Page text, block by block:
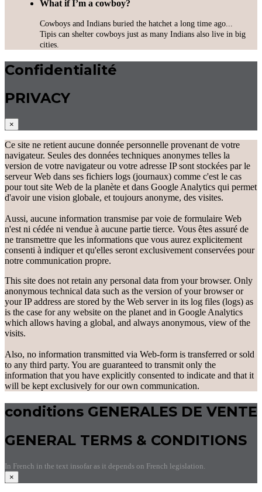
What if I’m a cowboy?
Cowboys and Indians buried the hatchet a long time ago...
Tipis can shelter cowboys just as many Indians also live in big
cities.
Confidentialité
PRIVACY
×
Ce site ne retient aucune donnée personnelle provenant de votre
navigateur. Seules des données techniques anonymes telles la
version de votre navigateur ou votre adresse IP sont stockées par le
serveur Web dans ses fichiers logs (journaux) comme c'est le cas
pour tout site Web de la planète et dans Google Analytics qui permet
d'avoir une vision globale, et toujours anonyme, des visites.
Aussi, aucune information transmise par voie de formulaire Web
n'est ni cédée ni vendue à aucune partie tierce. Vous êtes assuré de
ne transmettre que les informations que vous aurez explicitement
consenti à indiquer et qu'elles seront exclusivement conservées pour
notre communication propre.
This site does not retain any personal data from your browser. Only
anonymous technical data such as the version of your browser or
your IP address are stored by the Web server in its log files (logs) as
is the case for any website on the planet and in Google Analytics
which allows having a global, and always anonymous, view of the
visits.
Also, no information transmitted via Web-form is transferred or sold
to any third party. You are guaranteed to transmit only the
information that you have explicitly consented to indicate and that it
will be kept exclusively for our own communication.
conditions GENERALES DE VENTE
GENERAL TERMS & CONDITIONS
In French in the text insofar as it depends on French legislation.
×